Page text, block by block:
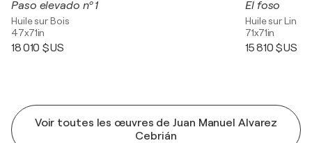
Paso elevado nº 1
Huile sur Bois
47x71in
18 010 $US
El foso
Huile sur Lin
71x71in
15 810 $US
Voir toutes les œuvres de Juan Manuel Alvarez
Cebrián